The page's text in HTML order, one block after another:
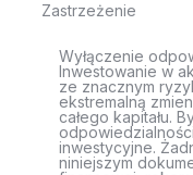
Zastrzeżenie
Wyłączenie
Inwestowanie w
ze znacznym
ekstremalną
całego kapitału.
inwestycyjne.
niniejszym